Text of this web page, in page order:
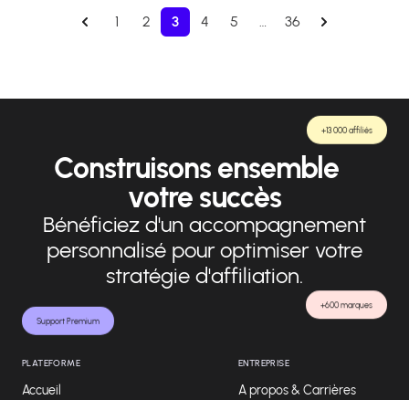
1 2 3 4 5 … 36
Support Premium
+600 marques
+13 000 affiliés
Construisons ensemble
votre succès
Bénéficiez d'un accompagnement
personnalisé pour optimiser votre
stratégie d'affiliation.
PLATEFORME
Accueil
ENTREPRISE
A propos & Carrières